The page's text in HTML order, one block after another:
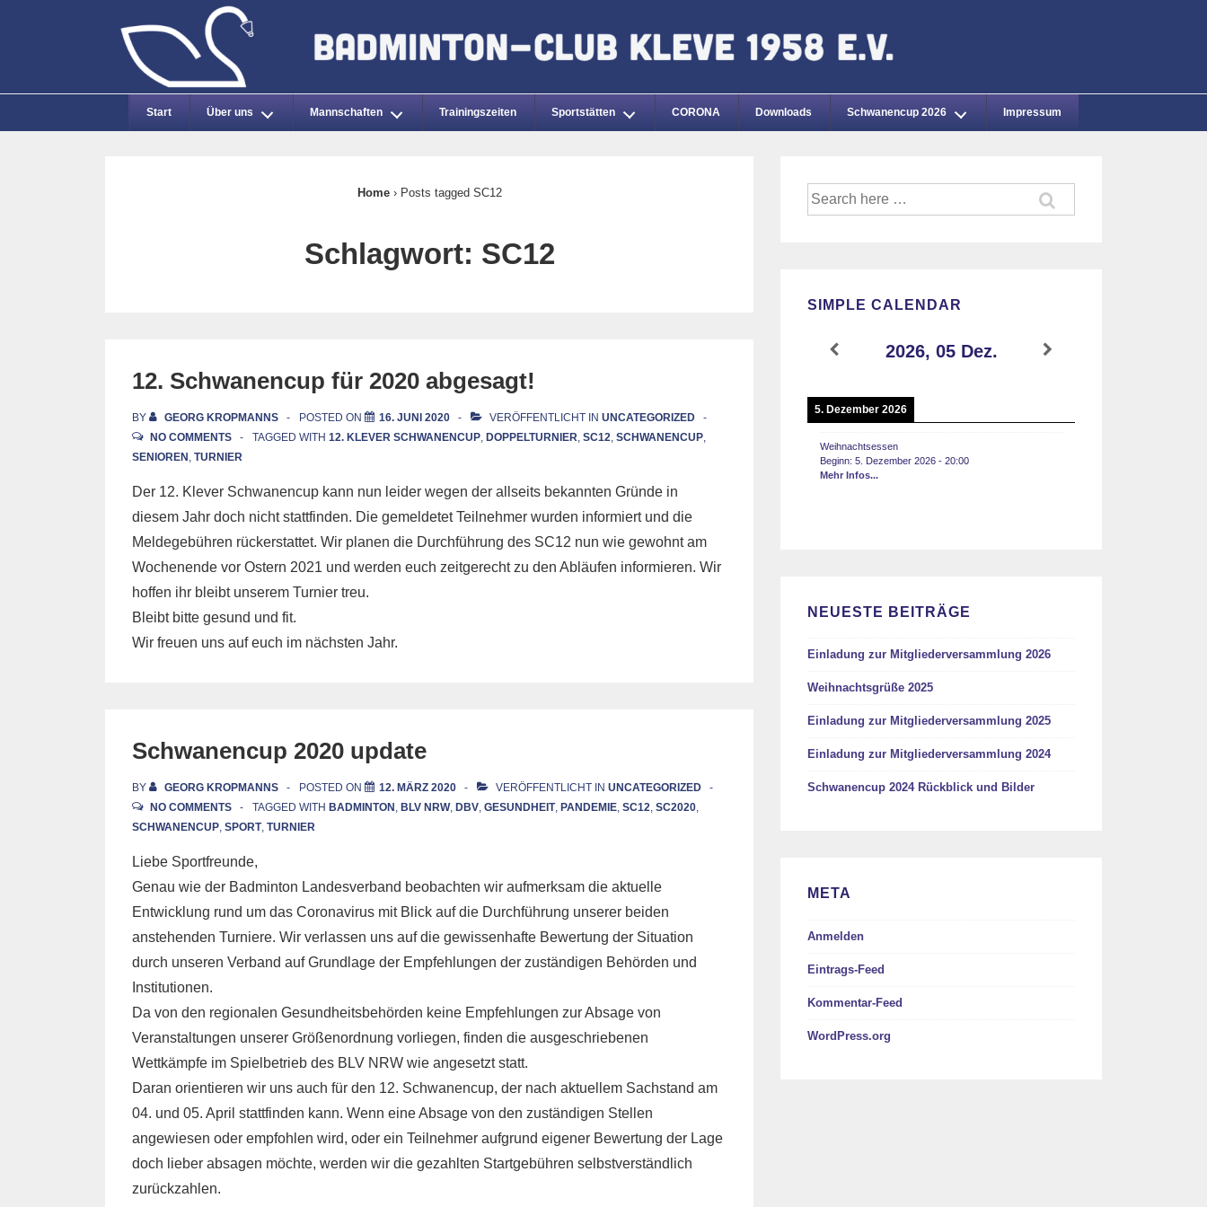
Navigation
Start Über uns Mannschaften Trainingszeiten Sportstätten CORONA Downloads Schwanencup 2026 Impressum
Home › Posts tagged SC12
Schlagwort: SC12
12. Schwanencup für 2020 abgesagt!
BY GEORG KROPMANNS POSTED ON 16. JUNI 2020 VERÖFFENTLICHT IN UNCATEGORIZED
NO COMMENTS
TAGGED WITH 12. KLEVER SCHWANENCUP, DOPPELTURNIER, SC12, SCHWANENCUP,
SENIOREN , TURNIER
Der 12. Klever Schwanencup kann nun leider wegen der allseits bekannten Gründe in
diesem Jahr doch nicht stattfinden. Die gemeldetet Teilnehmer wurden informiert und die
Meldegebühren rückerstattet. Wir planen die Durchführung des SC12 nun wie gewohnt am
Wochenende vor Ostern 2021 und werden euch zeitgerecht zu den Abläufen informieren. Wir
hoffen ihr bleibt unserem Turnier treu.
Bleibt bitte gesund und fit.
Wir freuen uns auf euch im nächsten Jahr.
Schwanencup 2020 update
BY GEORG KROPMANNS POSTED ON 12. MÄRZ 2020 VERÖFFENTLICHT IN UNCATEGORIZED
NO COMMENTS
TAGGED WITH BADMINTON , BLV NRW, DBV, GESUNDHEIT, PANDEMIE, SC12, SC2020,
SCHWANENCUP, SPORT, TURNIER
Liebe Sportfreunde,
Genau wie der Badminton Landesverband beobachten wir aufmerksam die aktuelle
Entwicklung rund um das Coronavirus mit Blick auf die Durchführung unserer beiden
anstehenden Turniere. Wir verlassen uns auf die gewissenhafte Bewertung der Situation
durch unseren Verband auf Grundlage der Empfehlungen der zuständigen Behörden und
Institutionen.
Da von den regionalen Gesundheitsbehörden keine Empfehlungen zur Absage von
Veranstaltungen unserer Größenordnung vorliegen, finden die ausgeschriebenen
Wettkämpfe im Spielbetrieb des BLV NRW wie angesetzt statt.
Daran orientieren wir uns auch für den 12. Schwanencup, der nach aktuellem Sachstand am
04. und 05. April stattfinden kann. Wenn eine Absage von den zuständigen Stellen
angewiesen oder empfohlen wird, oder ein Teilnehmer aufgrund eigener Bewertung der Lage
doch lieber absagen möchte, werden wir die gezahlten Startgebühren selbstverständlich
zurückzahlen.
Suche
nach:
SIMPLE CALENDAR
2026, 05 Dez.
5. Dezember 2026
Weihnachtsessen
Beginn:5. Dezember 2026 -20:00
Mehr Infos...
NEUESTE BEITRÄGE
Einladung zur Mitgliederversammlung 2026
Weihnachtsgrüße 2025
Einladung zur Mitgliederversammlung 2025
Einladung zur Mitgliederversammlung 2024
Schwanencup 2024 Rückblick und Bilder
META
Anmelden
Eintrags-Feed
Kommentar-Feed
WordPress.org